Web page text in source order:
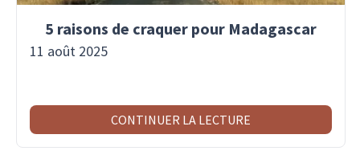
5 raisons de craquer pour Madagascar
11 août 2025
CONTINUER LA LECTURE